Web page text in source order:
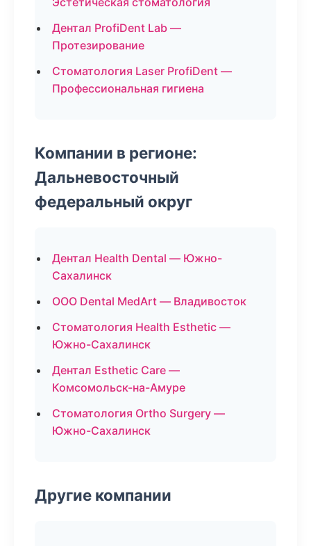
Дентал ProfiDent Lab —
Протезирование
Стоматология Laser ProfiDent —
Профессиональная гигиена
Компании в регионе:
Дальневосточный
федеральный округ
Дентал Health Dental — Южно-
Сахалинск
ООО Dental MedArt — Владивосток
Стоматология Health Esthetic —
Южно-Сахалинск
Дентал Esthetic Care —
Комсомольск-на-Амуре
Стоматология Ortho Surgery —
Южно-Сахалинск
Другие компании